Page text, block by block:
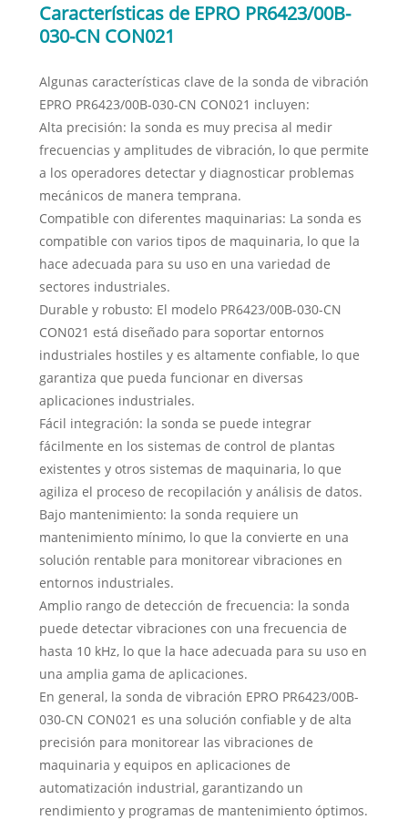
Características de EPRO PR6423/00B-
030-CN CON021
Algunas características clave de la sonda de vibración
EPRO PR6423/00B-030-CN CON021 incluyen:
Alta precisión: la sonda es muy precisa al medir
frecuencias y amplitudes de vibración, lo que permite
a los operadores detectar y diagnosticar problemas
mecánicos de manera temprana.
Compatible con diferentes maquinarias: La sonda es
compatible con varios tipos de maquinaria, lo que la
hace adecuada para su uso en una variedad de
sectores industriales.
Durable y robusto: El modelo PR6423/00B-030-CN
CON021 está diseñado para soportar entornos
industriales hostiles y es altamente confiable, lo que
garantiza que pueda funcionar en diversas
aplicaciones industriales.
Fácil integración: la sonda se puede integrar
fácilmente en los sistemas de control de plantas
existentes y otros sistemas de maquinaria, lo que
agiliza el proceso de recopilación y análisis de datos.
Bajo mantenimiento: la sonda requiere un
mantenimiento mínimo, lo que la convierte en una
solución rentable para monitorear vibraciones en
entornos industriales.
Amplio rango de detección de frecuencia: la sonda
puede detectar vibraciones con una frecuencia de
hasta 10 kHz, lo que la hace adecuada para su uso en
una amplia gama de aplicaciones.
En general, la sonda de vibración EPRO PR6423/00B-
030-CN CON021 es una solución confiable y de alta
precisión para monitorear las vibraciones de
maquinaria y equipos en aplicaciones de
automatización industrial, garantizando un
rendimiento y programas de mantenimiento óptimos.